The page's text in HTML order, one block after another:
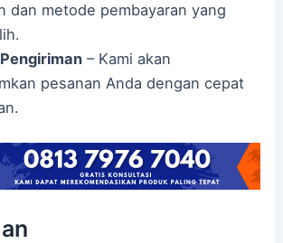
dan metode pembayaran yang
– Kami akan
pesanan Anda dengan cepat